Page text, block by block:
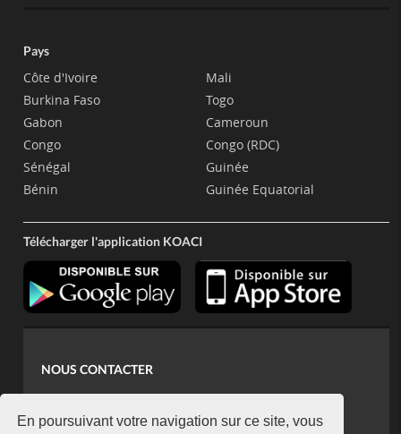
En poursuivant votre navigation sur ce site, vous
Pays
Côte d'Ivoire
Burkina Faso
Gabon
Congo
Sénégal
Bénin
Mali
Togo
Cameroun
Congo (RDC)
Guinée
Guinée Equatorial
Télécharger l'application KOACI
NOUS CONTACTER
koaci@yahoo.fr